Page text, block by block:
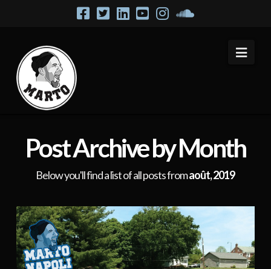
Post Archive by Month
Below you'll find a list of all posts fromaoût, 2019